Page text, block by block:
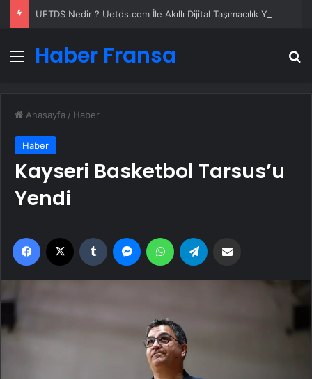
Menü
Haber Fransa
Anasayfa / Haber
Haber
Kayseri Basketbol Tarsus’u
Yendi
Facebook Tumblr MessengerWhatsApp